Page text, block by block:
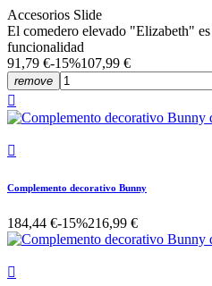
Accesorios Slide
El comedero elevado "Elizabeth"
funcionalidad
91,79 €-15%107,99 €
remove


Complemento decorativo Bunny
184,44 €-15%216,99 €
